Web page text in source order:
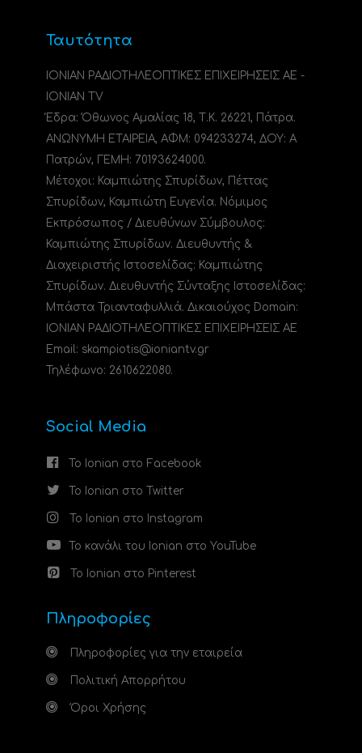
Ταυτότητα
ΙΟΝΙΑΝ ΡΑΔΙΟΤΗΛΕΟΠΤΙΚΕΣ ΕΠΙΧΕΙΡΗΣΕΙΣ ΑΕ -
IONIAN TV
Έδρα: Όθωνος Αμαλίας 18, Τ.Κ. 26221, Πάτρα.
ΑΝΩΝΥΜΗ ΕΤΑΙΡΕΙΑ, ΑΦΜ: 094233274, ΔΟΥ: A
Πατρών, ΓΕΜΗ: 70193624000.
Μέτοχοι: Καμπιώτης Σπυρίδων, Πέττας
Σπυρίδων, Καμπιώτη Ευγενία. Νόμιμος
Εκπρόσωπος / Διευθύνων Σύμβουλος:
Καμπιώτης Σπυρίδων. Διευθυντής &
Διαχειριστής Ιστοσελίδας: Καμπιώτης
Σπυρίδων. Διευθυντής Σύνταξης Ιστοσελίδας:
Μπάστα Τριανταφυλλιά. Δικαιούχος Domain:
ΙΟΝΙΑΝ ΡΑΔΙΟΤΗΛΕΟΠΤΙΚΕΣ ΕΠΙΧΕΙΡΗΣΕΙΣ ΑΕ
Email: skampiotis@ioniantv.gr
Τηλέφωνο: 2610622080.
Social Media
Το Ionian στο Facebook
Το Ionian στο Twitter
Το Ionian στο Instagram
Το κανάλι του Ionian στο YouTube
Το Ionian στο Pinterest
Πληροφορίες
Πληροφορίες για την εταιρεία
Πολιτική Απορρήτου
Όροι Χρήσης